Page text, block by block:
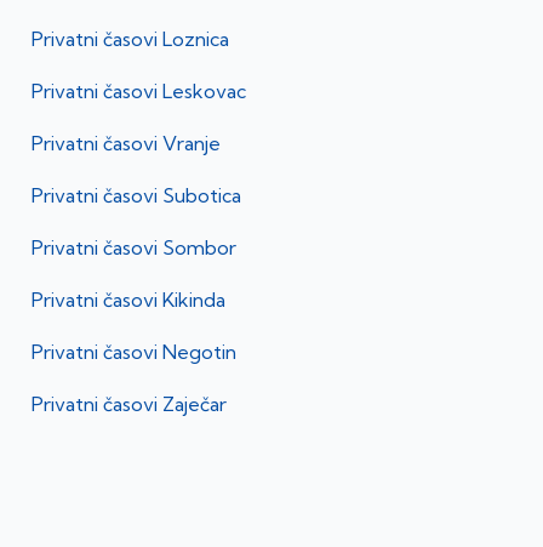
Privatni časovi Loznica
Privatni časovi Leskovac
Privatni časovi Vranje
Privatni časovi Subotica
Privatni časovi Sombor
Privatni časovi Kikinda
Privatni časovi Negotin
Privatni časovi Zaječar